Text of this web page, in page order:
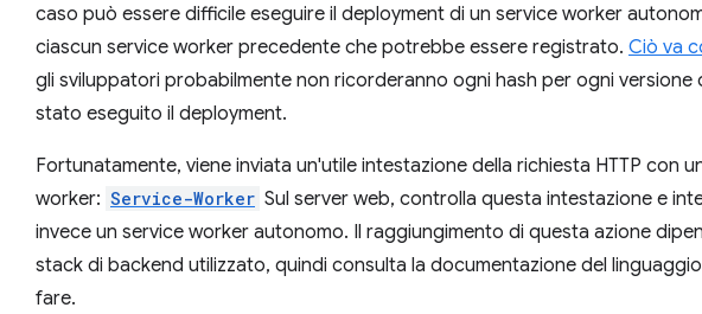
caso può essere difficile eseguire il deployment di un service worker
ciascun service worker precedente che potrebbe essere registrato. Ciò va
gli sviluppatori probabilmente non ricorderanno ogni hash per ogni versione
stato eseguito il deployment.
Fortunatamente, viene inviata un'utile intestazione della richiesta HTTP con
worker: Service-Worker Sul server web, controlla questa intestazione e
invece un service worker autonomo. Il raggiungimento di questa azione
stack di backend utilizzato, quindi consulta la documentazione del
fare.